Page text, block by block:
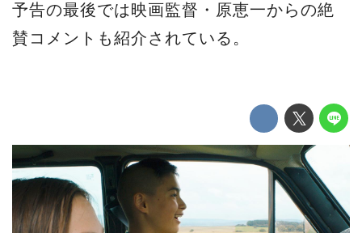
予告の最後では映画監督・原恵一からの絶
賛コメントも紹介されている。